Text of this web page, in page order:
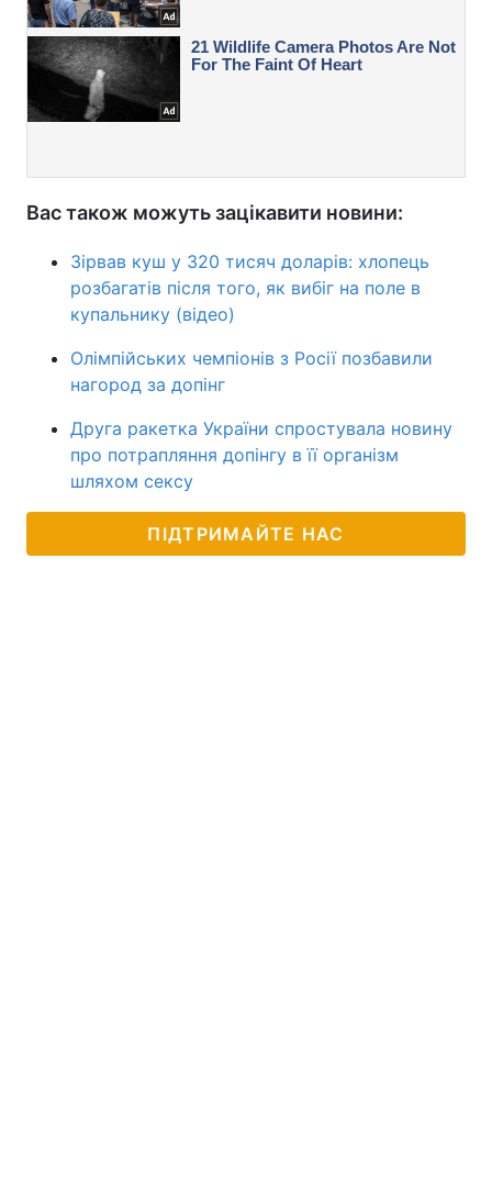
Вас також можуть зацікавити новини:
Зірвав куш у 320 тисяч доларів: хлопець
розбагатів після того, як вибіг на поле в
купальнику (відео)
Олімпійських чемпіонів з Росії позбавили
нагород за допінг
Друга ракетка України спростувала новину
про потрапляння допінгу в її організм
шляхом сексу
ПІДТРИМАЙТЕ НАС